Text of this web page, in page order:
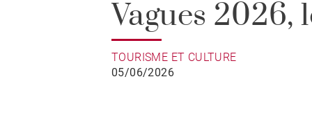
Vagues 2026,
rendez-vous du
cinéma
TOURISME ET CULTURE
05/06/2026